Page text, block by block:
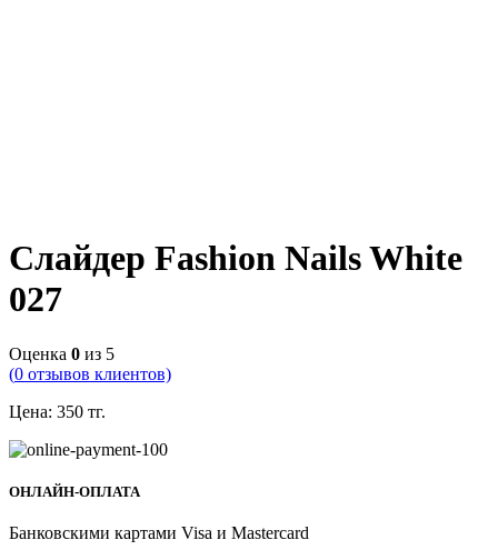
Слайдер Fashion Nails White
027
Оценка 0 из 5
(0 отзывов клиентов)
Цена: 350 тг.
ОНЛАЙН-ОПЛАТА
Банковскими картами Visa и Mastercard